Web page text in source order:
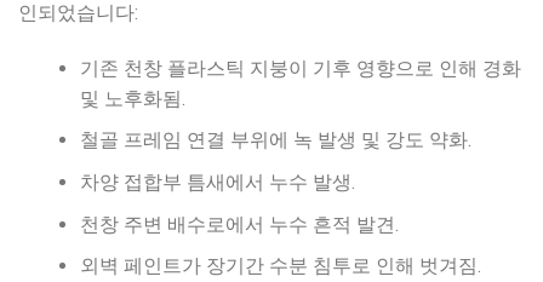
인되었습니다:
기존 천창 플라스틱 지붕이 기후 영향으로 인해 경화
및 노후화됨.
철골 프레임 연결 부위에 녹 발생 및 강도 약화.
차양 접합부 틈새에서 누수 발생.
천창 주변 배수로에서 누수 흔적 발견.
외벽 페인트가 장기간 수분 침투로 인해 벗겨짐.